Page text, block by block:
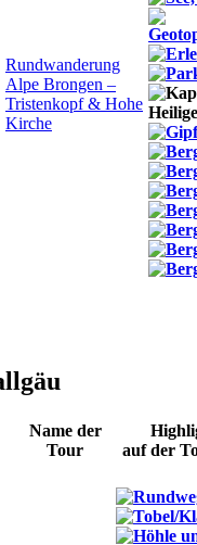
Rundwanderung
Alpe Brongen –
Tristenkopf & Hohe
Kirche
Name der
Tour
auf